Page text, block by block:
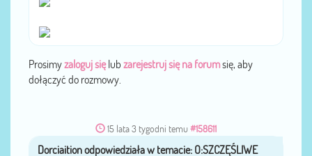
Prosimyzaloguj sięlub zarejestruj się na forumsię, aby
dołączyć do rozmowy.
15 lata 3 tygodni temu #158611
przezDorciaition